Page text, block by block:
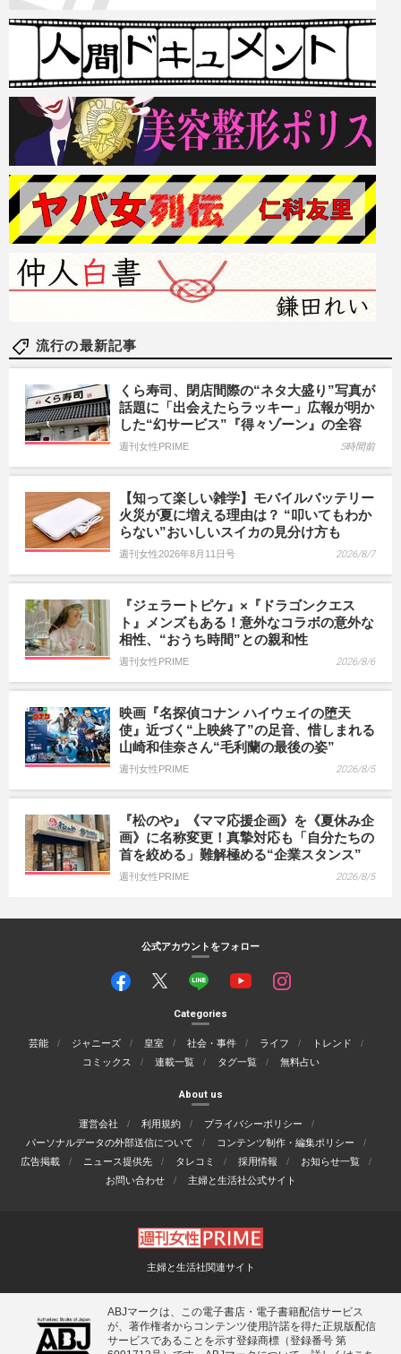
流行の最新記事
くら寿司、閉店間際の“ネタ大盛り”写真が
話題に「出会えたらラッキー」広報が明か
した“幻サービス”『得々ゾーン』の全容
週刊女性PRIME 5時間前
【知って楽しい雑学】モバイルバッテリー
火災が夏に増える理由は？ “叩いてもわか
らない”おいしいスイカの見分け方も
週刊女性2026年8月11日号 2026/8/7
『ジェラートピケ』×『ドラゴンクエス
ト』メンズもある！意外なコラボの意外な
相性、“おうち時間”との親和性
週刊女性PRIME 2026/8/6
映画『名探偵コナン ハイウェイの堕天
使』近づく“上映終了”の足音、惜しまれる
山崎和佳奈さん“毛利蘭の最後の姿”
週刊女性PRIME 2026/8/5
『松のや』《ママ応援企画》を《夏休み企
画》に名称変更！真摯対応も「自分たちの
首を絞める」難解極める“企業スタンス”
週刊女性PRIME 2026/8/5
公式アカウントをフォロー
Categories
芸能 ジャニーズ 皇室 社会・事件 ライフ
トレンド
コミックス
連載一覧 タグ一覧 無料占い
About us
運営会社 利用規約
プライバシーポリシー
パーソナルデータの外部送信について
コンテンツ制作・編集ポリシー
広告掲載
ニュース提供先 タレコミ 採用情報
お知らせ一覧
お問い合わせ
主婦と生活社公式サイト
主婦と生活社関連サイト
ABJマークは、この電子書店・電子書籍配信サービス
が、著作権者からコンテンツ使用許諾を得た正規版配信
サービスであることを示す登録商標（登録番号 第